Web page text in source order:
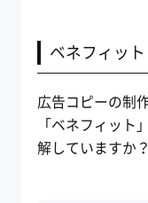
ベネフィッ
広告コピーの制
「ベネフィット
解していますか？